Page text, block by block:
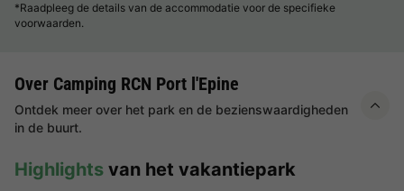
*Raadpleeg de details van de accommodatie voor de specifieke
voorwaarden.
Over Camping RCN Port l'Epine
Ontdek meer over het park en de bezienswaardigheden
in de buurt.
Highlights van het vakantiepark